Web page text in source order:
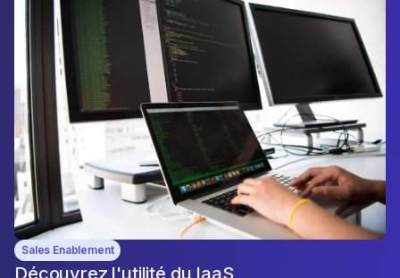
Sales Enablement
Découvrez l'utilité du IaaS